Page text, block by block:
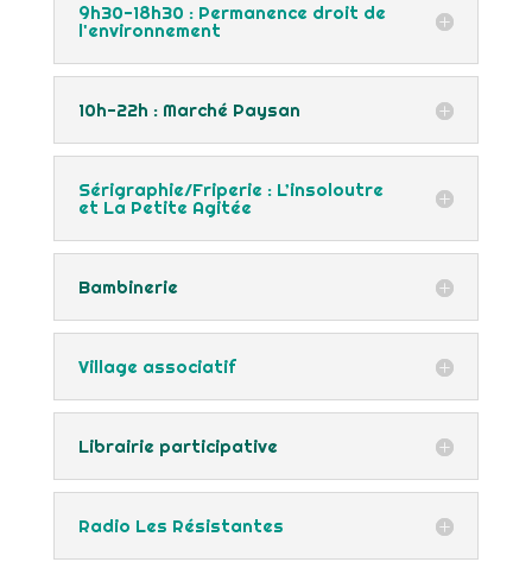
9h30-18h30 : Permanence droit de
l'environnement
10h-22h : Marché Paysan
Sérigraphie/Friperie : L’insoloutre
et La Petite Agitée
Bambinerie
Village associatif
Librairie participative
Radio Les Résistantes